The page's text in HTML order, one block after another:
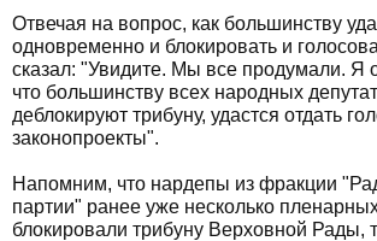
Отвечая на вопрос, как большинству
одновременно и блокировать и
сказал: "Увидите. Мы все продумали. Я
что большинству всех народных
деблокируют трибуну, удастся отдать
законопроекты".
Напомним, что нардепы из фракции
партии" ранее уже несколько
блокировали трибуну Верховной Рады,